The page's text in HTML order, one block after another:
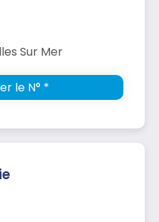
Sur Mer
le N° *